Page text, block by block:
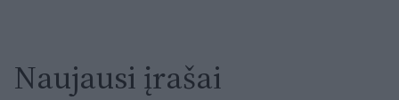
Naujausi įrašai